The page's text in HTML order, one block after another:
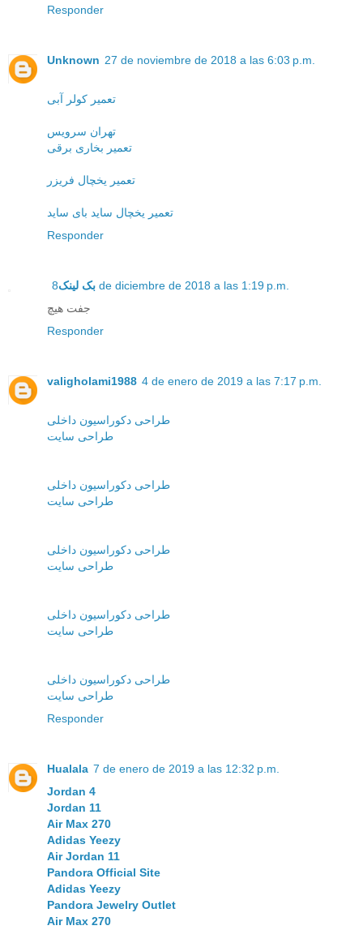
Responder
Unknown 27 de noviembre de 2018 a las 6:03 p.m.
تعمیر کولر آبی
تهران سرویس
تعمیر بخاری برقی
تعمیر یخچال فریزر
تعمیر یخچال ساید بای ساید
Responder
بک لینک 8 de diciembre de 2018 a las 1:19 p.m.
جفت هیچ
Responder
valigholami1988 4 de enero de 2019 a las 7:17 p.m.
طراحی دکوراسیون داخلی
طراحی سایت
طراحی دکوراسیون داخلی
طراحی سایت
طراحی دکوراسیون داخلی
طراحی سایت
طراحی دکوراسیون داخلی
طراحی سایت
طراحی دکوراسیون داخلی
طراحی سایت
Responder
Hualala 7 de enero de 2019 a las 12:32 p.m.
Jordan 4
Jordan 11
Air Max 270
Adidas Yeezy
Air Jordan 11
Pandora Official Site
Adidas Yeezy
Pandora Jewelry Outlet
Air Max 270